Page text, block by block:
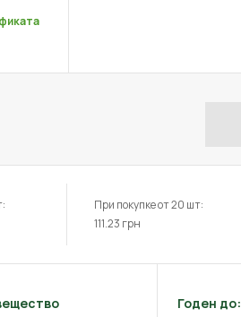
При покупке от 20 шт:
111.23 грн
Годен до: